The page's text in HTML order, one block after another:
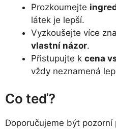
Prozkoumejte
látek je lepší.
Vyzkoušejte více
vlastní názor.
Přistupujte k cena
vždy neznamená
Co teď?
Doporučujeme být pozorní